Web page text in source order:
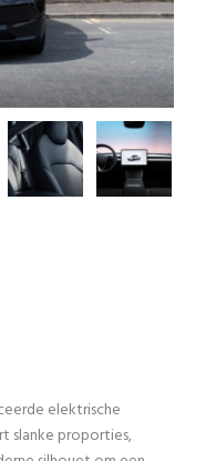
elektrische
slanke proporties,